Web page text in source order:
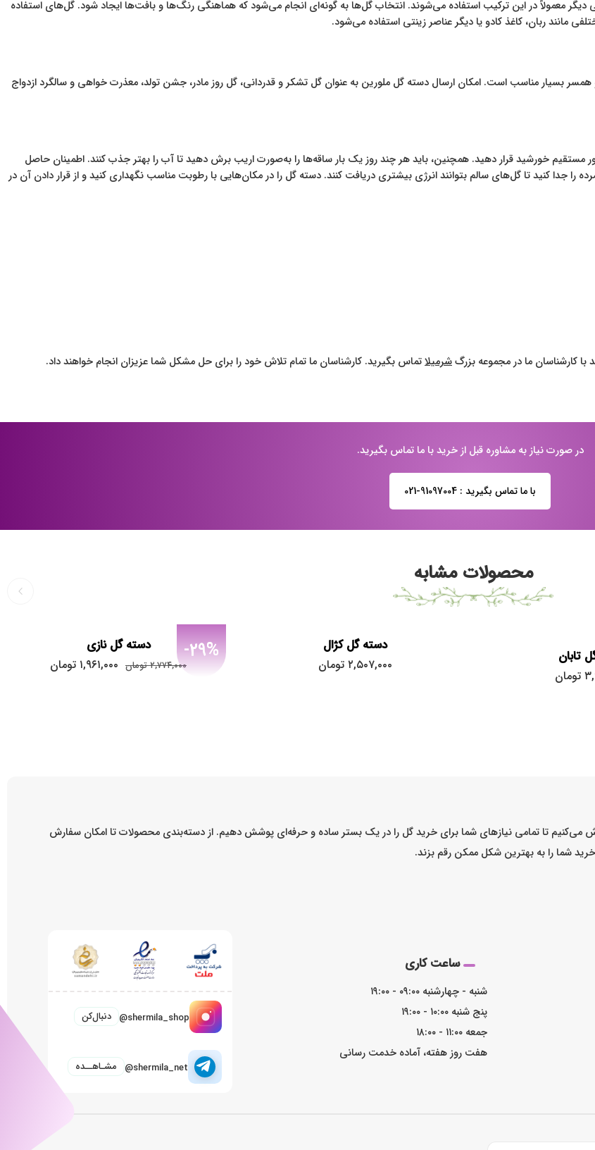
معمولاً در این ترکیب استفاده می‌شوند. انتخاب گل‌ها به گونه‌ای انجام می‌شود که هماهنگی رنگ‌ها و بافت‌ها ایجاد شود. گل‌های استفاده
مانند ربان، کاغذ کادو یا دیگر عناصر زینتی استفاده می‌شود.
بسیار مناسب است. امکان ارسال دسته گل ملورین به عنوان گل تشکر و قدردانی، گل روز مادر، جشن تولد، معذرت خواهی و سالگرد ازدواج
خورشید قرار دهید. همچنین، باید هر چند روز یک بار ساقه‌ها را به‌صورت اریب برش دهید تا آب را بهتر جذب کنند. اطمینان حاصل
جدا کنید تا گل‌های سالم بتوانند انرژی بیشتری دریافت کنند. دسته گل را در مکان‌هایی با رطوبت مناسب نگهداری کنید و از قرار دادن آن در
کارشناسان ما در مجموعه بزرگشرمیلاتماس بگیرید. کارشناسان ما تمام تلاش خود را برای حل مشکل شما عزیزان انجام خواهند داد.
در صورت نیاز به مشاوره قبل از خرید با ما تماس بگیرید.
با ما تماس بگیرید : 91097004-021
محصولات مشابه
تابان
تومان
دسته گل کژال
۲,۵۰۷,۰۰۰ تومان
-29% دسته گل نازی
۲,۷۷۴,۰۰۰ تومان ۱,۹۶۱,۰۰۰ تومان
می‌کنیم تا تمامی نیازهای شما برای خرید گل را در یک بستر ساده و حرفه‌ای پوشش دهیم. از دسته‌بندی محصولات تا امکان سفارش
شما را به بهترین شکل ممکن رقم بزند.
ساعت کاری
شنبه - چهارشنبه ۰۹:۰۰ - ۱۹:۰۰
پنج شنبه ۱۰:۰۰ - ۱۹:۰۰
جمعه ۱۱:۰۰ - ۱۸:۰۰
هفت روز هفته، آماده خدمت رسانی
@shermila_shop دنبال‌کن
@shermila_net مشـاهــده